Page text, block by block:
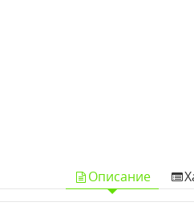
Описание